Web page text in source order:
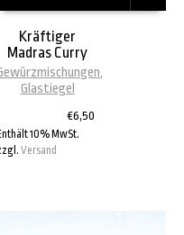
Kräftiger
Madras Curry
,
Glastiegel
€6,50
10% MwSt.
Versand